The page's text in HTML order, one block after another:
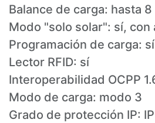
Balance de carga: hasta
Modo "solo solar": sí, con
Programación de carga: sí
Lector RFID: sí
Interoperabilidad OCPP
Modo de carga: modo 3
Grado de protección IP: